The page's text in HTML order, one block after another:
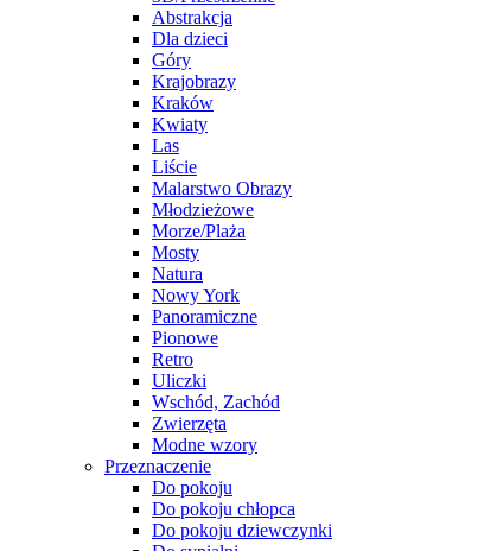
Abstrakcja
Dla dzieci
Góry
Krajobrazy
Kraków
Kwiaty
Las
Liście
Malarstwo Obrazy
Młodzieżowe
Morze/Plaża
Mosty
Natura
Nowy York
Panoramiczne
Pionowe
Retro
Uliczki
Wschód, Zachód
Zwierzęta
Modne wzory
Przeznaczenie
Do pokoju
Do pokoju chłopca
Do pokoju dziewczynki